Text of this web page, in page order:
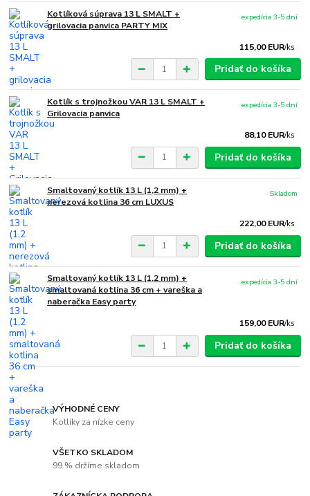
Kotlíková súprava 13 L SMALT +
grilovacia panvica PARTY MIX
115,00 EUR/ks
expedícia 3-5 dní
Pridať do košíka
Kotlík s trojnožkou VAR 13 L SMALT +
Grilovacia panvica
88,10 EUR/ks
expedícia 3-5 dní
Pridať do košíka
Smaltovaný kotlík 13 L (1,2 mm) +
nerezová kotlina 36 cm LUXUS
222,00 EUR/ks
Skladom
Pridať do košíka
Smaltovaný kotlík 13 L (1,2 mm) +
smaltovaná kotlina 36 cm + vareška a
naberačka Easy party
159,00 EUR/ks
expedícia 3-5 dní
Pridať do košíka
VÝHODNÉ CENY
Kotlíky za nízke ceny
VŠETKO SKLADOM
99 % držíme skladom